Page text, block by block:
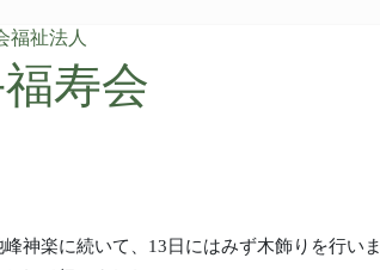
福祉法人
寿会
神楽に続いて、13日にはみず木飾りを行いま